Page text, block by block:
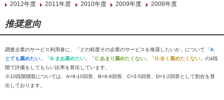
2012年度
2011年度 2010年度 2009年度 2008年度
推奨意向
調査企業のサービス利用者に、「どの程度その企業のサービスを推奨したいか」について「A:
とても薦めたい 」「B:まあ薦めたい 」「C:あまり薦めたくない 」「D:全く薦めたくない 」の4段
階で評価をしてもらい比率を算出しています。
※10段階聴取については、A=9-10回答、B=6-8回答、C=3-5回答、D=1-2回答として割合を算
出しております。